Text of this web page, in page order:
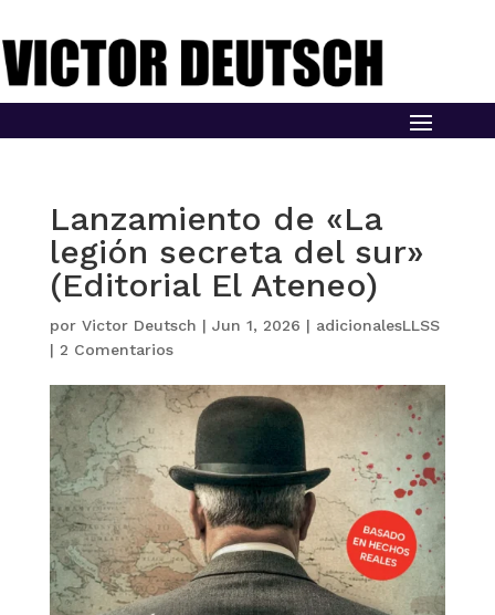
Lanzamiento de «La
legión secreta del sur»
(Editorial El Ateneo)
por Victor Deutsch | Jun 1, 2026 | adicionalesLLSS
| 2 Comentarios